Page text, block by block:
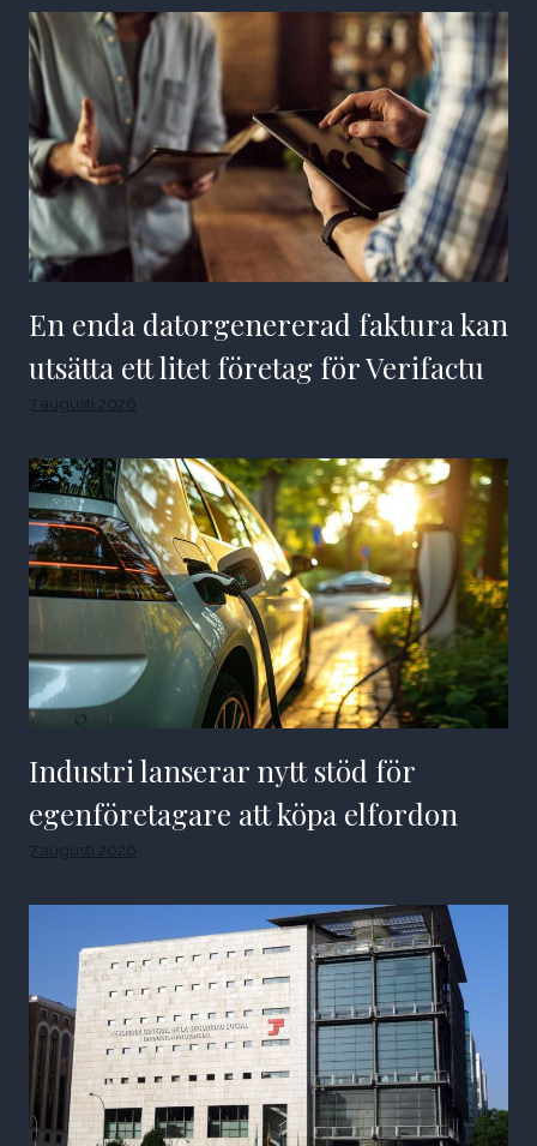
En enda datorgenererad faktura kan
utsätta ett litet företag för Verifactu
7 augusti 2026
Industri lanserar nytt stöd för
egenföretagare att köpa elfordon
7 augusti 2026